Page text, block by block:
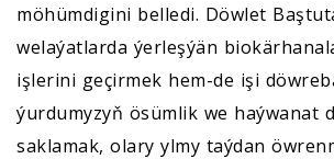
möhümdigini belledi. Döwlet
welaýatlarda ýerleşýän
işlerini geçirmek hem-de işi
ýurdumyzyň ösümlik we haýwanat
saklamak, olary ylmy taýdan